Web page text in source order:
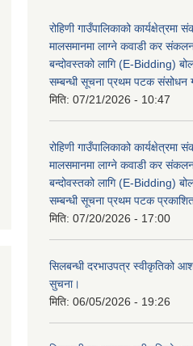
रोहिणी गाउँपालिकाको
मालसमानमा लाग्ने कवाडी कर
बन्दोवस्तको लागि (E-Bidding)
सम्बन्धी सूचना प्रथम पटक संसोधन
मिति: 07/21/2026 - 10:47
रोहिणी गाउँपालिकाको
मालसमानमा लाग्ने कवाडी कर
बन्दोवस्तको लागि (E-Bidding)
सम्बन्धी सूचना प्रथम पटक
मिति: 07/20/2026 - 17:00
सिलबन्धी दरभाउपत्र स्वीकृतिको
सुचना।
मिति: 06/05/2026 - 19:26